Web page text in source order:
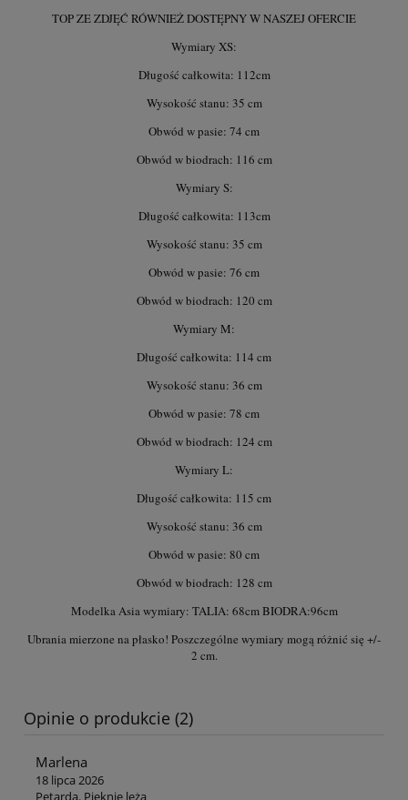
TOP ZE ZDJĘĆ RÓWNIEŻ DOSTĘPNY W NASZEJ OFERCIE
Wymiary XS:
Długość całkowita: 112cm
Wysokość stanu: 35 cm
Obwód w pasie: 74 cm
Obwód w biodrach: 116 cm
Wymiary S:
Długość całkowita: 113cm
Wysokość stanu: 35 cm
Obwód w pasie: 76 cm
Obwód w biodrach: 120 cm
Wymiary M:
Długość całkowita: 114 cm
Wysokość stanu: 36 cm
Obwód w pasie: 78 cm
Obwód w biodrach: 124 cm
Wymiary L:
Długość całkowita: 115 cm
Wysokość stanu: 36 cm
Obwód w pasie: 80 cm
Obwód w biodrach: 128 cm
Modelka Asia wymiary: TALIA: 68cm BIODRA:96cm
Ubrania mierzone na płasko! Poszczególne wymiary mogą różnić się +/-
2 cm.
Opinie o produkcie (2)
Marlena
18 lipca 2026
Petarda. Pięknie leżą